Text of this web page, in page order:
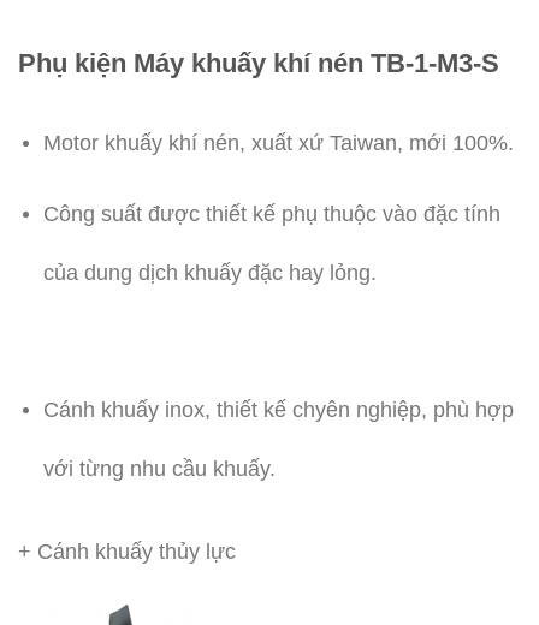
Phụ kiện Máy khuấy khí nén TB-1-M3-S
Motor khuấy khí nén, xuất xứ Taiwan, mới 100%.
Công suất được thiết kế phụ thuộc vào đặc tính
của dung dịch khuấy đặc hay lỏng.
Cánh khuấy inox, thiết kế chyên nghiệp, phù hợp
với từng nhu cầu khuấy.
+ Cánh khuấy thủy lực